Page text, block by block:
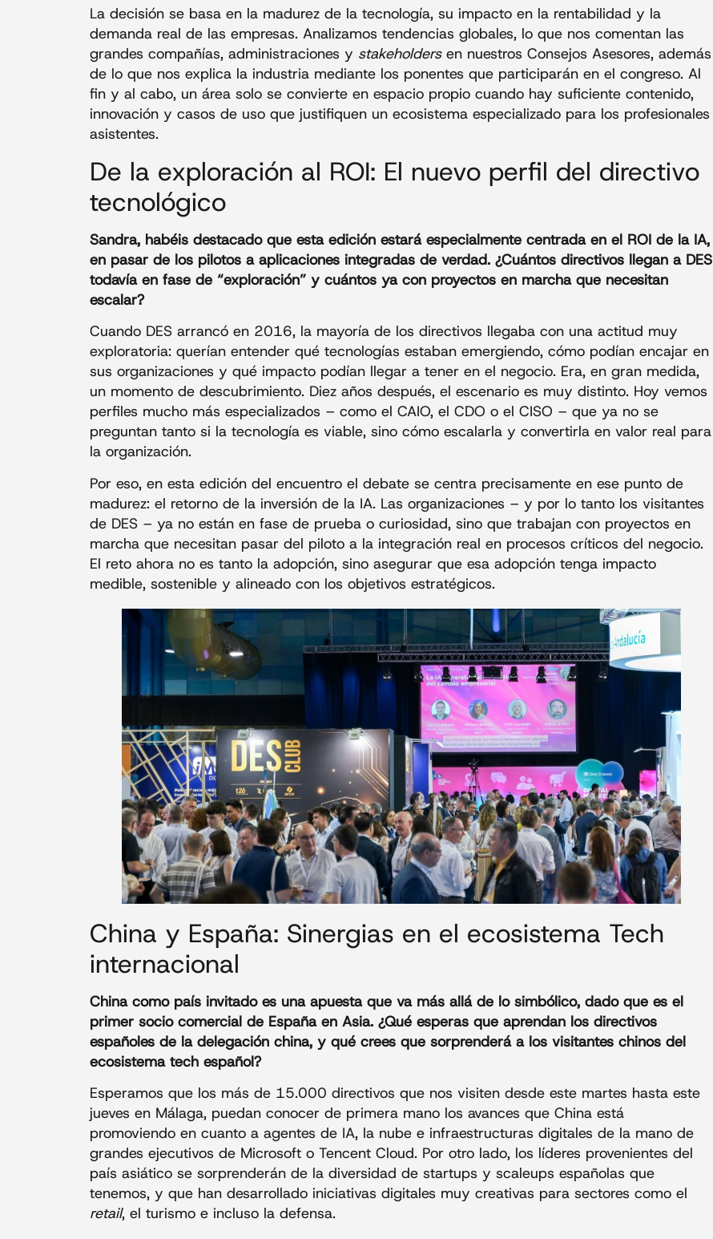
La decisión se basa en la madurez de la tecnología, su impacto en la rentabilidad y la
demanda real de las empresas. Analizamos tendencias globales, lo que nos comentan las
grandes compañías, administraciones y stakeholdersen nuestros Consejos Asesores, además
de lo que nos explica la industria mediante los ponentes que participarán en el congreso. Al
fin y al cabo, un área solo se convierte en espacio propio cuando hay suficiente contenido,
innovación y casos de uso que justifiquen un ecosistema especializado para los profesionales
asistentes.
De la exploración al ROI: El nuevo perfil del directivo
tecnológico
Sandra, habéis destacado que esta edición estará especialmente centrada en el ROI de la IA,
en pasar de los pilotos a aplicaciones integradas de verdad. ¿Cuántos directivos llegan a DES
todavía en fase de “exploración” y cuántos ya con proyectos en marcha que necesitan
escalar?
Cuando DES arrancó en 2016, la mayoría de los directivos llegaba con una actitud muy
exploratoria: querían entender qué tecnologías estaban emergiendo, cómo podían encajar en
sus organizaciones y qué impacto podían llegar a tener en el negocio. Era, en gran medida,
un momento de descubrimiento. Diez años después, el escenario es muy distinto. Hoy vemos
perfiles mucho más especializados – como el CAIO, el CDO o el CISO – que ya no se
preguntan tanto si la tecnología es viable, sino cómo escalarla y convertirla en valor real para
la organización.
Por eso, en esta edición del encuentro el debate se centra precisamente en ese punto de
madurez: el retorno de la inversión de la IA. Las organizaciones – y por lo tanto los visitantes
de DES – ya no están en fase de prueba o curiosidad, sino que trabajan con proyectos en
marcha que necesitan pasar del piloto a la integración real en procesos críticos del negocio.
El reto ahora no es tanto la adopción, sino asegurar que esa adopción tenga impacto
medible, sostenible y alineado con los objetivos estratégicos.
China y España: Sinergias en el ecosistema Tech
internacional
China como país invitado es una apuesta que va más allá de lo simbólico, dado que es el
primer socio comercial de España en Asia. ¿Qué esperas que aprendan los directivos
españoles de la delegación china, y qué crees que sorprenderá a los visitantes chinos del
ecosistema tech español?
Esperamos que los más de 15.000 directivos que nos visiten desde este martes hasta este
jueves en Málaga, puedan conocer de primera mano los avances que China está
promoviendo en cuanto a agentes de IA, la nube e infraestructuras digitales de la mano de
grandes ejecutivos de Microsoft o Tencent Cloud. Por otro lado, los líderes provenientes del
país asiático se sorprenderán de la diversidad de startups y scaleups españolas que
tenemos, y que han desarrollado iniciativas digitales muy creativas para sectores como el
retail, el turismo e incluso la defensa.